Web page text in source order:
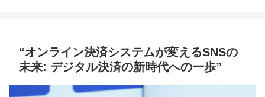
“オンライン決済システムが変えるSNSの
未来: デジタル決済の新時代への一歩”